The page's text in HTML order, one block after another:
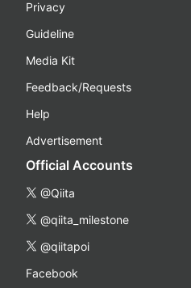
Privacy
Guideline
Media Kit
Feedback/Requests
Help
Advertisement
Official Accounts
@Qiita
@qiita_milestone
@qiitapoi
Facebook